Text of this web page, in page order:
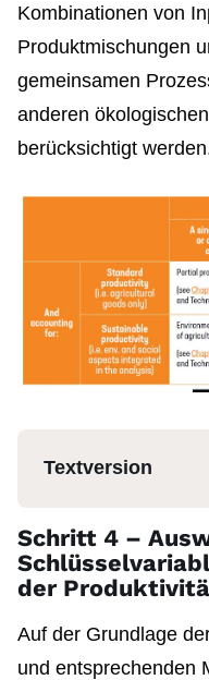
Kombinationen von
Produktmischungen
gemeinsamen
anderen
berücksichtigt
Textversion
Schritt 4 –
der
Auf der Grundlage
und entsprechenden